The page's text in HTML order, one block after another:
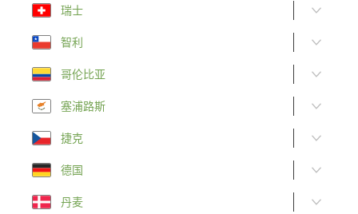
瑞士
智利
哥伦比亚
塞浦路斯
捷克
德国
丹麦